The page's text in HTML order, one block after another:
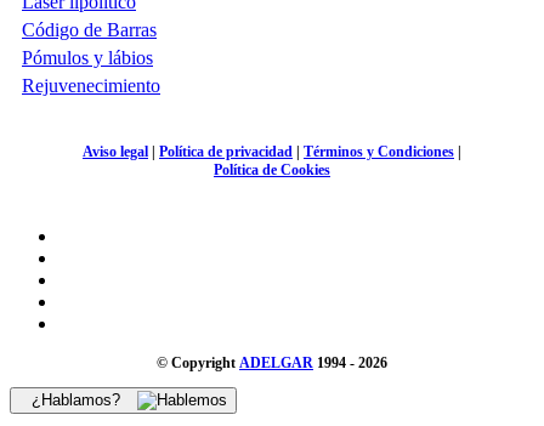
Código de Barras
Pómulos y lábios
Rejuvenecimiento
Aviso legal Política de privacidad Términos y Condiciones
Política de Cookies
© Copyright ADELGAR 1994 - 2026
¿Hablamos?